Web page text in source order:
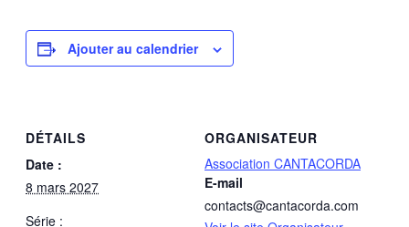
Ajouter au calendrier
DÉTAILS
Date :
8 mars 2027
Série :
ORGANISATEUR
Association CANTACORDA
E-mail
contacts@cantacorda.com